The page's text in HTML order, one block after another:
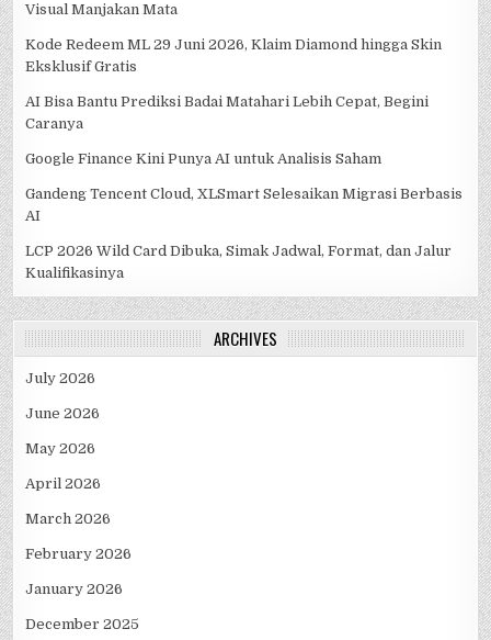
Visual Manjakan Mata
Kode Redeem ML 29 Juni 2026, Klaim Diamond hingga Skin
Eksklusif Gratis
AI Bisa Bantu Prediksi Badai Matahari Lebih Cepat, Begini
Caranya
Google Finance Kini Punya AI untuk Analisis Saham
Gandeng Tencent Cloud, XLSmart Selesaikan Migrasi Berbasis
AI
LCP 2026 Wild Card Dibuka, Simak Jadwal, Format, dan Jalur
Kualifikasinya
ARCHIVES
July 2026
June 2026
May 2026
April 2026
March 2026
February 2026
January 2026
December 2025